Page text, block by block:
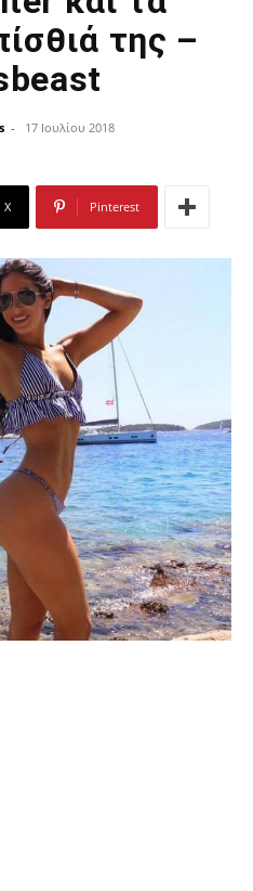
της –
- 17 Ιουλίου 2018
X Pinterest